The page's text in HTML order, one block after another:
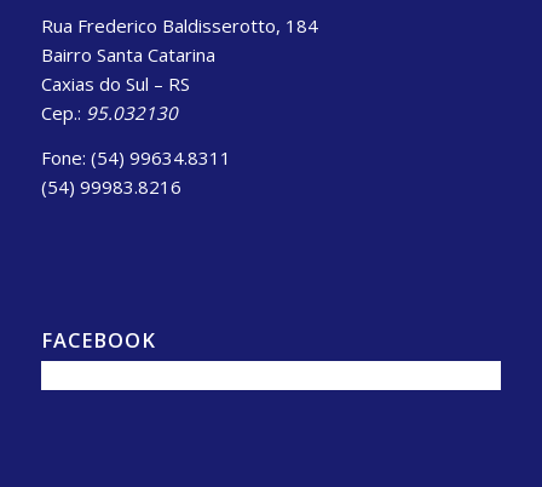
Rua Frederico Baldisserotto, 184
Bairro Santa Catarina
Caxias do Sul – RS
Cep.: 95.032130
Fone: (54) 99634.8311
(54) 99983.8216
FACEBOOK